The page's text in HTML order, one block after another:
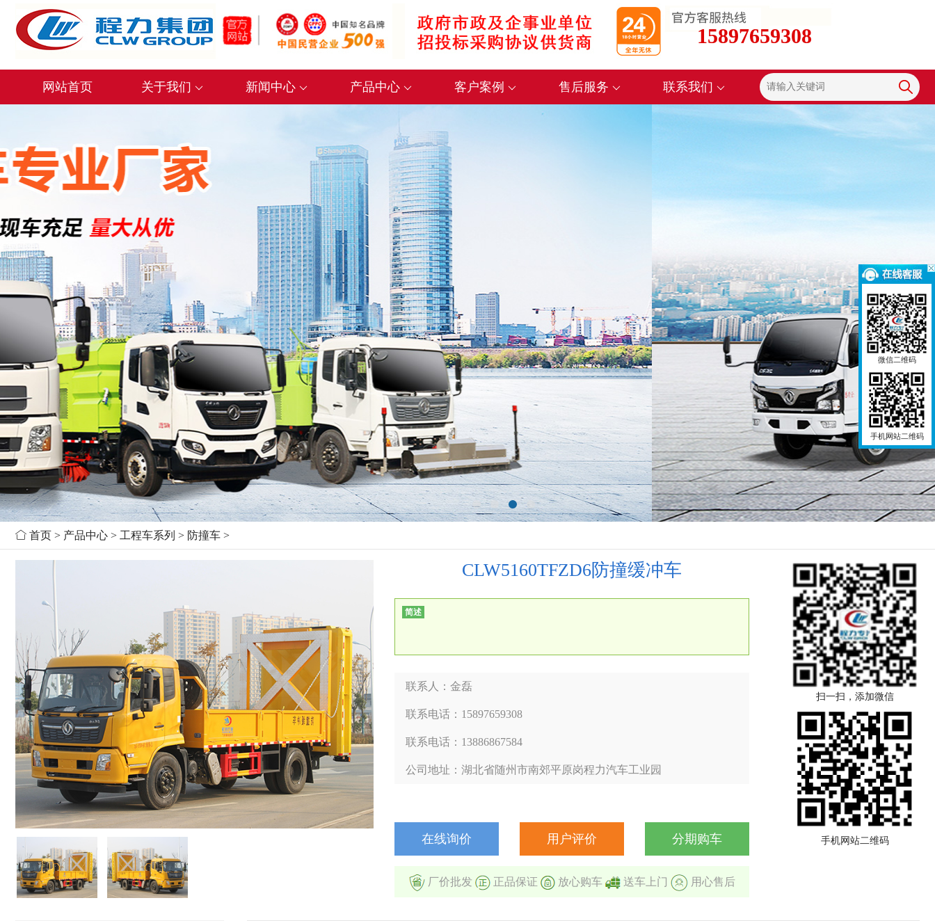
15897659308
网站首页 关于我们 新闻中心 产品中心 客户案例 售后服务 联系我们
 首页 > 产品中心 > 工程车系列 > 防撞车 >
CLW5160TFZD6防撞缓冲车
简述
联系人：金磊
联系电话：15897659308
联系电话：13886867584
公司地址：湖北省随州市南郊平原岗程力汽车工业园
在线询价 用户评价 分期购车
厂价批发 正品保证 放心购车 送车上门 用心售后
扫一扫，添加微信
手机网站二维码
微信二维码
手机网站二维码